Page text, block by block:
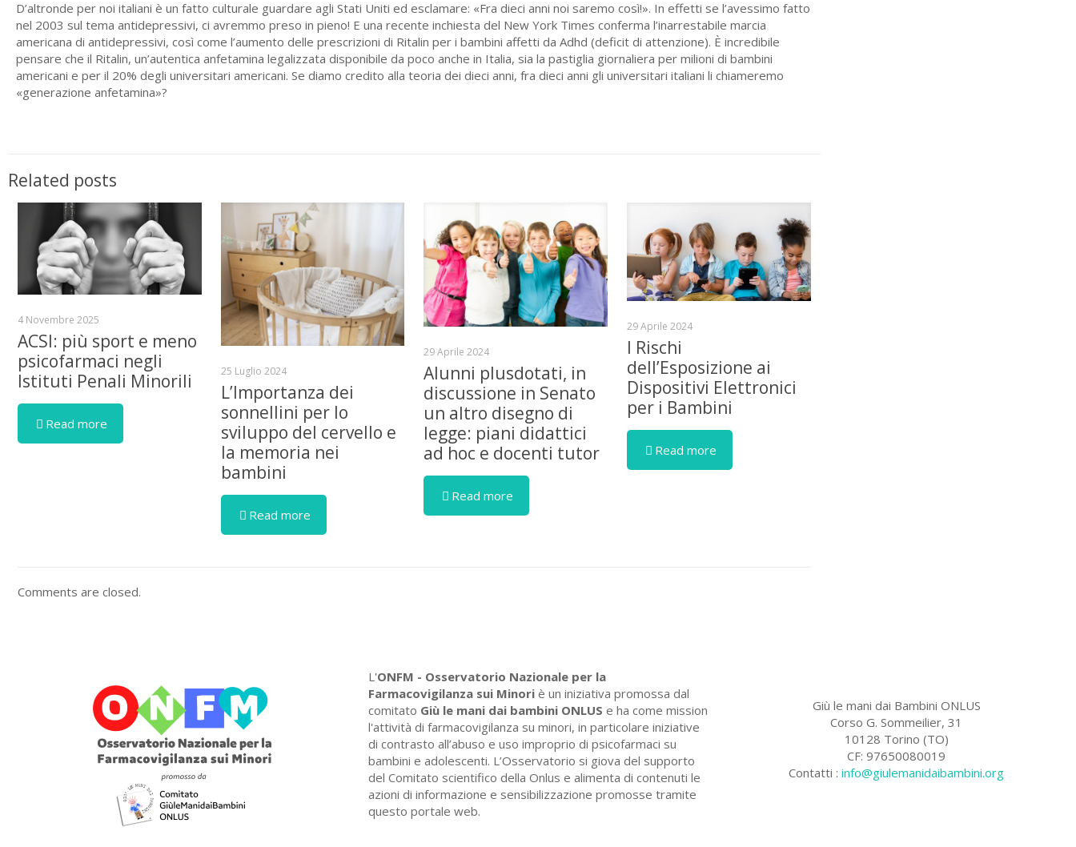
D’altronde per noi italiani è un fatto culturale guardare agli Stati Uniti ed esclamare: «Fra dieci anni noi saremo così!». In effetti se l’avessimo fatto
nel 2003 sul tema antidepressivi, ci avremmo preso in pieno! E una recente inchiesta del New York Times conferma l’inarrestabile marcia
americana di antidepressivi, così come l’aumento delle prescrizioni di Ritalin per i bambini affetti da Adhd (deficit di attenzione). È incredibile
pensare che il Ritalin, un’autentica anfetamina legalizzata disponibile da poco anche in Italia, sia la pastiglia giornaliera per milioni di bambini
americani e per il 20% degli universitari americani. Se diamo credito alla teoria dei dieci anni, fra dieci anni gli universitari italiani li chiameremo
«generazione anfetamina»?
Related posts
4 Novembre 2025
ACSI: più sport e meno
psicofarmaci negli
Istituti Penali Minorili
Read more
25 Luglio 2024
L’Importanza dei
sonnellini per lo
sviluppo del cervello e
la memoria nei
bambini
Read more
29 Aprile 2024
Alunni plusdotati, in
discussione in Senato
un altro disegno di
legge: piani didattici
ad hoc e docenti tutor
Read more
29 Aprile 2024
I Rischi
dell’Esposizione ai
Dispositivi Elettronici
per i Bambini
Read more
Comments are closed.
L'ONFM - Osservatorio Nazionale per la
Farmacovigilanza sui Minori è un iniziativa promossa dal
comitato Giù le mani dai bambini ONLUS e ha come mission
l'attività di farmacovigilanza su minori, in particolare iniziative
di contrasto all’abuso e uso improprio di psicofarmaci su
bambini e adolescenti. L’Osservatorio si giova del supporto
del Comitato scientifico della Onlus e alimenta di contenuti le
azioni di informazione e sensibilizzazione promosse tramite
questo portale web.
Giù le mani dai Bambini ONLUS
Corso G. Sommeilier, 31
10128 Torino (TO)
CF: 97650080019
Contatti :info@giulemanidaibambini.org